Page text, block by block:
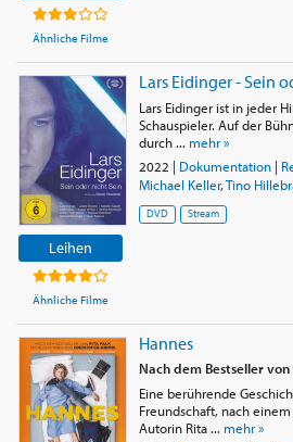
Ähnliche Filme
Leihen
Ähnliche Filme
Lars Eidinger - Sein
Lars Eidinger ist in jeder
Schauspieler. Auf der
durch ... mehr »
2022 | Dokumentation|
Michael Keller,Tino
DVD Stream
Hannes
Nach dem Bestseller von
Eine berührende
Freundschaft, nach
Autorin Rita ... mehr »